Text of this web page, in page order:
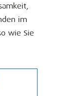
im
wie Sie